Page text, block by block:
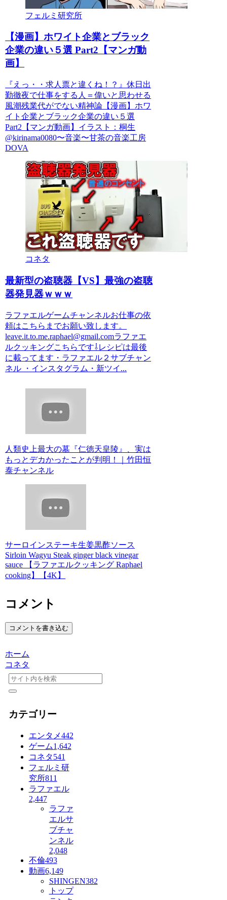
フェルミ研究所
【漫画】ホワイト企業とブラック
企業の違い５選 Part2【マンガ動
画】
『えっ・・求人票と違くね！？』休日出
勤徹夜で仕事をする人＝偉いと思わせる
風潮残業代がでない精神論【漫画】ホワ
イト企業とブラック企業の違い５選
Part2【マンガ動画】イラスト：桐生
@kirinama0080〜音楽〜甘茶の音楽工房
DOVA
コネタ
最新型の盗聴器【VS】最強の盗聴
器発見器ｗｗｗ
ラファエルゲームチャンネルお仕事の依
頼はこちらまでお願い致します。
leave.it.to.me.raphael@gmail.comラファエ
ルクッキングこちらです⇩レシピは最後
に載ってます・ラファエル２サブチャン
ネル ・インスタグラム・新ツイ...
人類史上最大の墓『仁徳天皇陵』、実は
もっとデカかったことが判明！｜竹田恒
泰チャンネル
サーロインステーキ生姜黒酢ソース
Sirloin Wagyu Steak ginger black vinegar
sauce 【ラファエルクッキング Raphael
cooking】【4K】
コメント
コメントを書き込む
ホーム
コネタ
カテゴリー
エンタメ442
ゲーム1,642
コネタ541
フェルミ研
究所811
ラファエル
2,447
ラファ
エルサ
ブチャ
ンネル
2,048
不倫493
動画6,149
SHINGEN382
トップ